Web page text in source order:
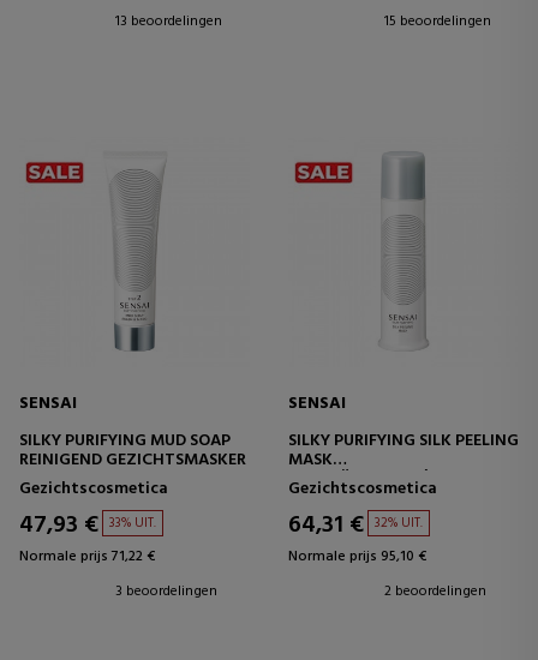
13 beoordelingen
15 beoordelingen
SENSAI
SILKY PURIFYING MUD SOAP
REINIGEND GEZICHTSMASKER
Gezichtscosmetica
47,93 € 33% UIT.
Normale prijs 71,22 €
3 beoordelingen
SENSAI
SILKY PURIFYING SILK PEELING
MASK
EXFOLIËRENDE CRÈMEMASKER
Gezichtscosmetica
64,31 € 32% UIT.
Normale prijs 95,10 €
2 beoordelingen